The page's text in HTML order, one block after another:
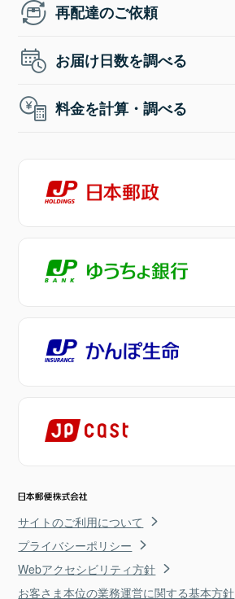
再配達のご依頼
お届け日数を調べる
料金を計算・調べる
サイトのご利用について
プライバシーポリシー
Webアクセシビリティ方針
お客さま本位の業務運営に関する基本方針